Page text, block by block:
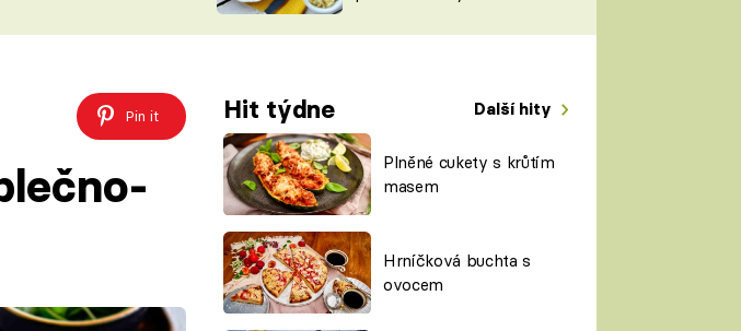
ŠÉFREDAKTORKY
ČASOPIS
Pin it Hit týdne Další hity
Plněné cukety s krůtím
masem
Hrníčková buchta s
ovocem